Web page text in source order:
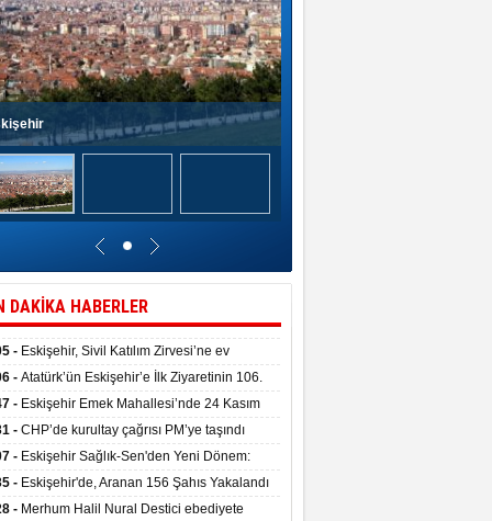
DAKİKA HABERLER
- Eskişehir, Sivil Katılım Zirvesi’ne ev
yaptı.
- Atatürk’ün Eskişehir’e İlk Ziyaretinin 106.
Kutlandı
- Eskişehir Emek Mahallesi’nde 24 Kasım
törenle hizmete girdi
- CHP’de kurultay çağrısı PM’ye taşındı
- Eskişehir Sağlık-Sen'den Yeni Dönem:
Teslim Alındı
- Eskişehir'de, Aranan 156 Şahıs Yakalandı
- Merhum Halil Nural Destici ebediyete